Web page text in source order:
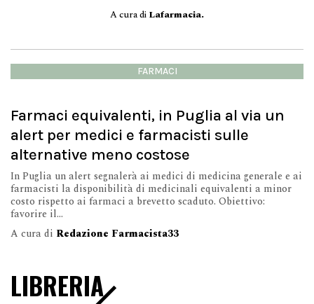
A cura di Lafarmacia.
FARMACI
Farmaci equivalenti, in Puglia al via un
alert per medici e farmacisti sulle
alternative meno costose
In Puglia un alert segnalerà ai medici di medicina generale e ai
farmacisti la disponibilità di medicinali equivalenti a minor
costo rispetto ai farmaci a brevetto scaduto. Obiettivo:
favorire il...
A cura di Redazione Farmacista33
LIBRERIA